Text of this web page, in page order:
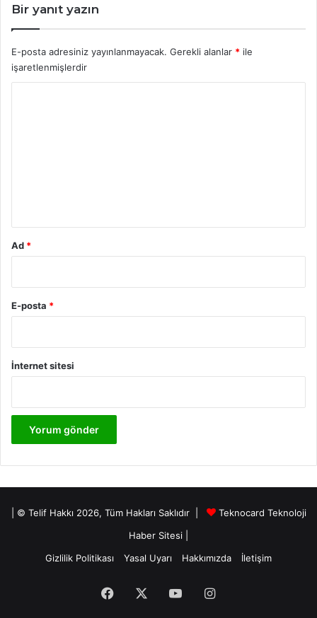
Bir yanıt yazın
E-posta adresiniz yayınlanmayacak. Gerekli alanlar * ile
işaretlenmişlerdir
Ad *
E-posta *
İnternet sitesi
| © Telif Hakkı 2026, Tüm Hakları Saklıdır |
Teknocard Teknoloji
Haber Sitesi
Gizlilik Politikası
Yasal Uyarı Hakkımızda İletişim
Facebook YouTubeInstagram